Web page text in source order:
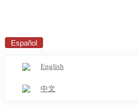
Español
English
中文